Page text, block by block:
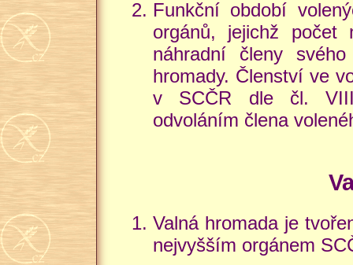
Funkční období
orgánů, jejichž počet
náhradní členy
hromady. Členství ve
v SCČR dle čl.
odvoláním člena
Valná hromada je
nejvyšším orgánem